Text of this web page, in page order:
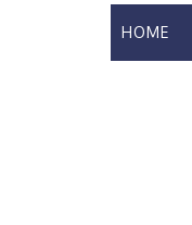
HOME